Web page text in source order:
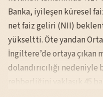
Banka, iyileşen küresel
net faiz geliri (NII)
yükseltti. Öte yandan
İngiltere’de ortaya
dolandırıcılığı
rehberliğini yaklaşık 45